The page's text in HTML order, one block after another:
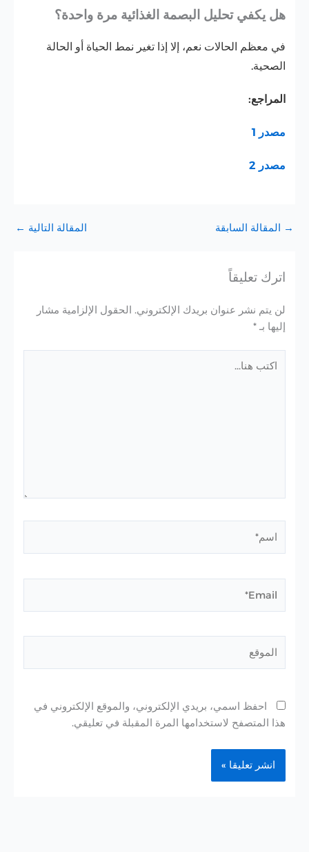
هل يكفي تحليل البصمة الغذائية مرة واحدة؟
في معظم الحالات نعم، إلا إذا تغير نمط الحياة أو الحالة
الصحية.
المراجع:
مصدر 1
مصدر 2
→ المقالة السابقة المقالة التالية ←
اترك تعليقاً
لن يتم نشر عنوان بريدك الإلكتروني. الحقول الإلزامية مشار
إليها بـ*
احفظ اسمي، بريدي الإلكتروني، والموقع الإلكتروني في
هذا المتصفح لاستخدامها المرة المقبلة في تعليقي.